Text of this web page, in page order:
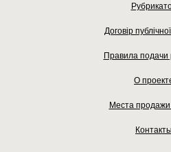
Договір
Правила подачи
О
Места продажи
Контакты